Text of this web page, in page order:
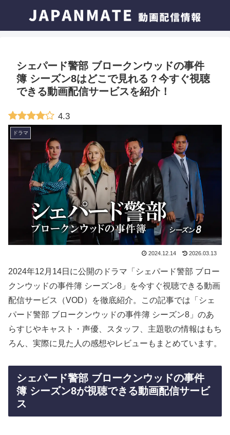
シェパード警部 ブロークンウッドの事件
簿 シーズン8はどこで見れる？今すぐ視聴
できる動画配信サービスを紹介！
4.3
ドラマ
2024.12.14 2026.03.13
2024年12月14日に公開のドラマ「シェパード警部 ブロー
クンウッドの事件簿 シーズン8」を今すぐ視聴できる動画
配信サービス（VOD）を徹底紹介。この記事では「シェ
パード警部 ブロークンウッドの事件簿 シーズン8」のあ
らすじやキャスト・声優、スタッフ、主題歌の情報はもち
ろん、実際に見た人の感想やレビューもまとめています。
シェパード警部 ブロークンウッドの事件
簿 シーズン8が視聴できる動画配信サービ
ス